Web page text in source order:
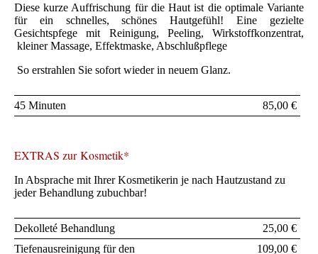
Diese kurze Auffrischung für die Haut ist die optimale Variante
für ein schnelles, schönes Hautgefühl! Eine gezielte
Gesichtspfege mit Reinigung, Peeling, Wirkstoffkonzentrat,
kleiner Massage, Effektmaske, Abschlußpflege
So erstrahlen Sie sofort wieder in neuem Glanz.
45 Minuten 85,00 €
EXTRAS zur Kosmetik*
In Absprache mit Ihrer Kosmetikerin je nach Hautzustand zu
jeder Behandlung zubuchbar!
Dekolleté Behandlung
25,00 €
Tiefenausreinigung für den
109,00 €